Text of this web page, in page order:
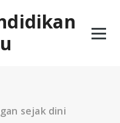
sejak dini